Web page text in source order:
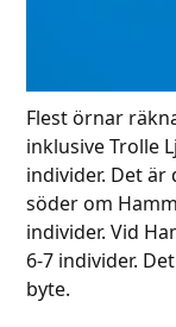
Flest örnar
inklusive Trolle
individer. Det
söder om
individer. Vid
6-7 individer.
byte.